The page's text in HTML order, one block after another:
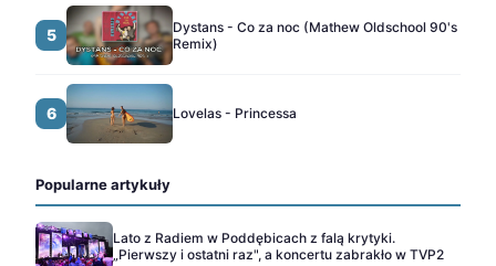
5
Dystans - Co za noc (Mathew Oldschool 90's
Remix)
6 Lovelas - Princessa
Popularne artykuły
Lato z Radiem w Poddębicach z falą krytyki.
„Pierwszy i ostatni raz", a koncertu zabrakło w TVP2